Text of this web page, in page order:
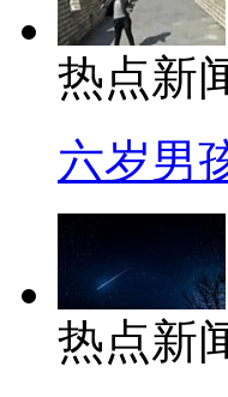
热点新
六岁男
热点新